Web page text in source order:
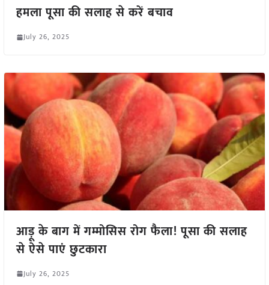
हमला पूसा की सलाह से करें बचाव
July 26, 2025
आड़ू के बाग में गम्मोसिस रोग फैला! पूसा की सलाह
से ऐसे पाएं छुटकारा
July 26, 2025